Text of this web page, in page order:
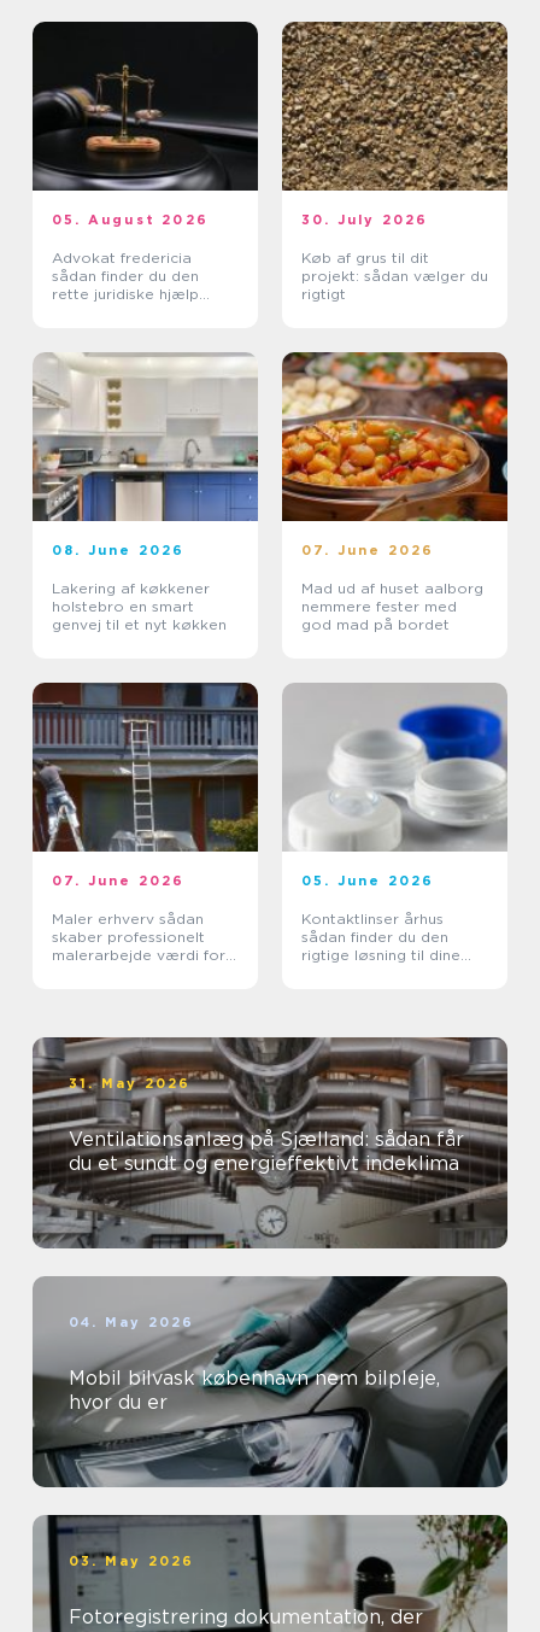
05. August 2026
Advokat fredericia
sådan finder du den
rette juridiske hjælp
30. July 2026
Køb af grus til dit
projekt: sådan vælger du
rigtigt
08. June 2026
Lakering af køkkener
holstebro en smart
genvej til et nyt køkken
07. June 2026
Mad ud af huset aalborg
nemmere fester med
god mad på bordet
07. June 2026
Maler erhverv sådan
skaber professionelt
malerarbejde værdi for
05. June 2026
Kontaktlinser århus
sådan finder du den
rigtige løsning til dine
31. May 2026
Ventilationsanlæg på Sjælland: sådan får
du et sundt og energieffektivt indeklima
04. May 2026
Mobil bilvask københavn nem bilpleje,
hvor du er
03. May 2026
Fotoregistrering dokumentation, der